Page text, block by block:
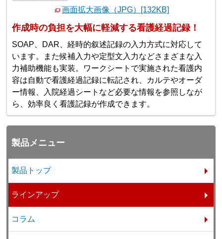
画面拡大画像（JPG）[132KB]
作成時の負担を大幅に軽減する看護経過記録！
SOAP、DAR、経時的叙述記録の入力方式に対応して
います。また候補入力や定型文入力などさまざまな入
力補助機能も実装。ワークシートで実施された看護内
容は自動で看護経過記録に転記され、カルテやオーダ
ー情報、入院経過シートなど必要な情報を参照しなが
ら、効率良く看護記録が作成できます。
製品メニュー
製品トップ
ラインアップ
コラム